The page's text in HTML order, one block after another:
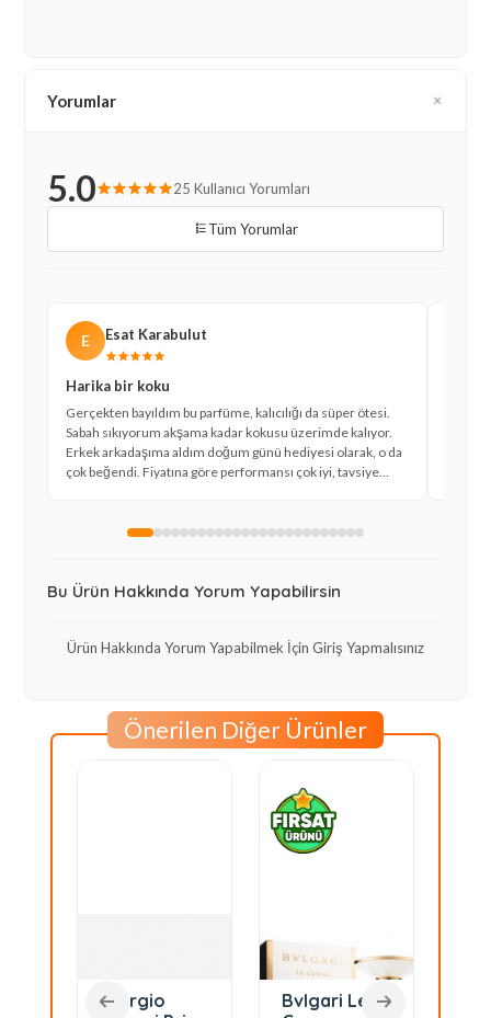
Yorumlar
5.0 25 Kullanıcı Yorumları
Tüm Yorumlar
E Esat Karabulut
Harika bir koku
Gerçekten bayıldım bu parfüme, kalıcılığı da süper ötesi.
Sabah sıkıyorum akşama kadar kokusu üzerimde kalıyor.
Erkek arkadaşıma aldım doğum günü hediyesi olarak, o da
çok beğendi. Fiyatına göre performansı çok iyi, tavsiye
Bu Ürün Hakkında Yorum Yapabilirsin
Ürün Hakkında Yorum Yapabilmek İçin Giriş Yapmalısınız
Önerilen Diğer Ürünler
Giorgio
Bvlgari Le